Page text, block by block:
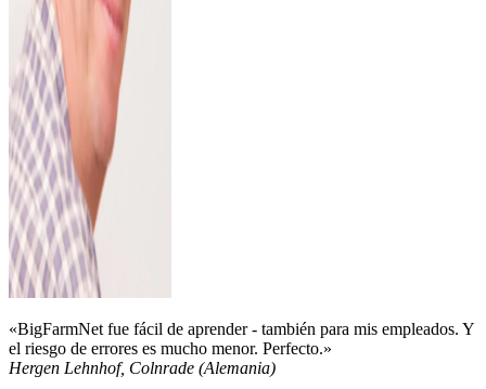
«BigFarmNet fue fácil de aprender - también para mis empleados. Y
el riesgo de errores es mucho menor. Perfecto.»
Hergen Lehnhof, Colnrade (Alemania)